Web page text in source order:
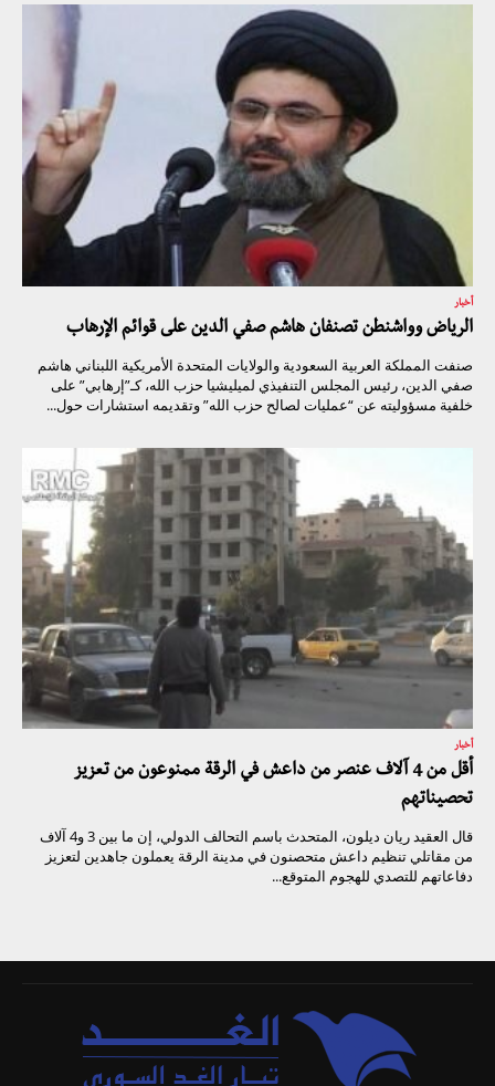
أخبار
الرياض وواشنطن تصنفان هاشم صفي الدين على قوائم الإرهاب
صنفت المملكة العربية السعودية والولايات المتحدة الأمريكية اللبناني هاشم
صفي الدين، رئيس المجلس التنفيذي لميليشيا حزب الله، كـ”إرهابي” على
خلفية مسؤوليته عن “عمليات لصالح حزب الله” وتقديمه استشارات حول...
أخبار
أقل من 4 آلاف عنصر من داعش في الرقة ممنوعون من تعزيز
تحصيناتهم
قال العقيد ريان ديلون، المتحدث باسم التحالف الدولي، إن ما بين 3 و4 آلاف
من مقاتلي تنظيم داعش متحصنون في مدينة الرقة يعملون جاهدين لتعزيز
دفاعاتهم للتصدي للهجوم المتوقع...